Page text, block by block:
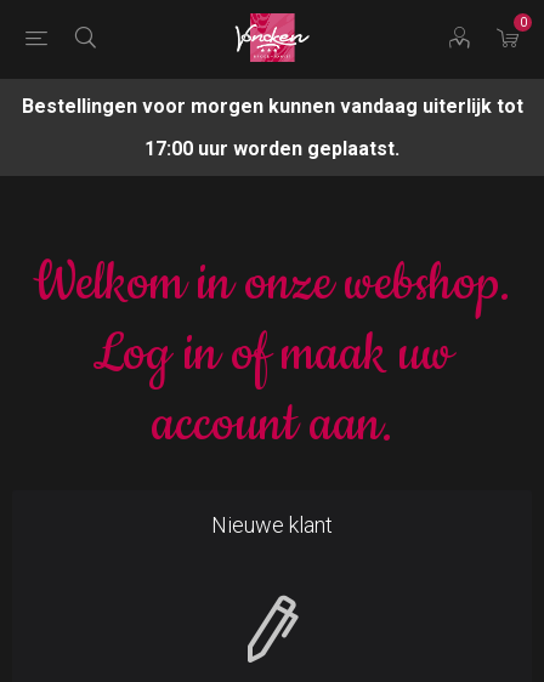
0
Bestellingen voor morgen kunnen vandaag uiterlijk tot
17:00 uur worden geplaatst.
Welkom in onze webshop.
Log in of maak uw
account aan.
Nieuwe klant